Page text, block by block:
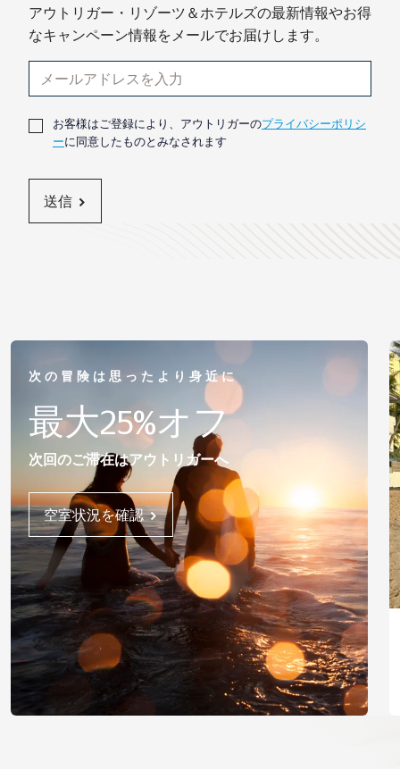
アウトリガー・リゾーツ＆ホテルズの最新情報やお得
なキャンペーン情報をメールでお届けします。
お客様はご登録により、アウトリガーのプライバシーポリシ
ーに同意したものとみなされます
送信
次の冒険は思ったより身近に
最大25%オフ
次回のご滞在はアウトリガーへ
空室状況を確認